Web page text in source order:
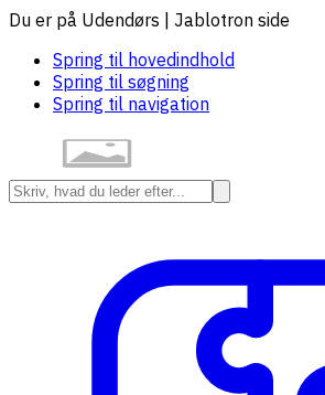
Du er på Udendørs | Jablotron side
Spring til hovedindhold
Spring til søgning
Spring til navigation